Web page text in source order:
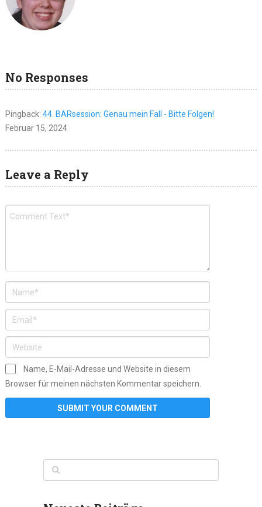
No Responses
Pingback: 44. BARsession: Genau mein Fall - Bitte Folgen!
Februar 15, 2024
Leave a Reply
Name, E-Mail-Adresse und Website in diesem
Browser für meinen nächsten Kommentar speichern.